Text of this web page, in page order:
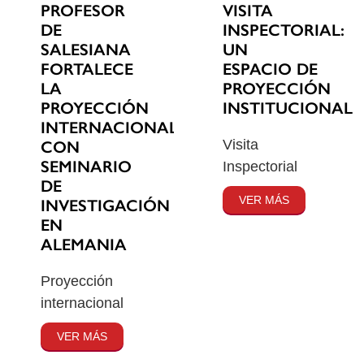
PROFESOR
DE
SALESIANA
FORTALECE
LA
PROYECCIÓN
INTERNACIONAL
CON
SEMINARIO
DE
INVESTIGACIÓN
EN
ALEMANIA
Proyección
internacional
VER MÁS
VISITA
INSPECTORIAL:
UN
ESPACIO DE
PROYECCIÓN
INSTITUCIONAL
Visita
Inspectorial
VER MÁS